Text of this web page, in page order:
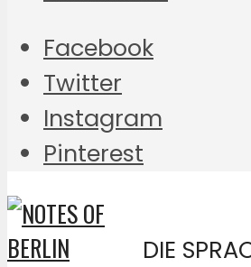
Facebook
Twitter
Instagram
Pinterest
DIE